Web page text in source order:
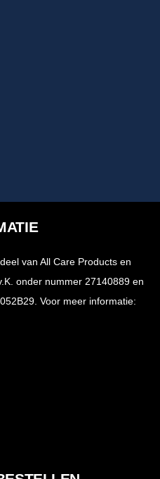
van All Care Products en
onder nummer 27140889 en
Voor meer informatie: